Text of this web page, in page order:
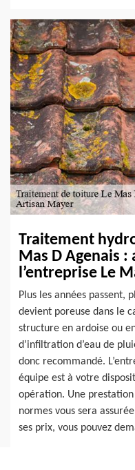
Traitement
Mas D Agenais :
l’entreprise Le
Plus les années passent,
devient poreuse dans le
structure en ardoise ou
d’infiltration d’eau de
donc recommandé.
équipe est à votre
opération. Une
normes vous sera
ses prix, vous pouvez